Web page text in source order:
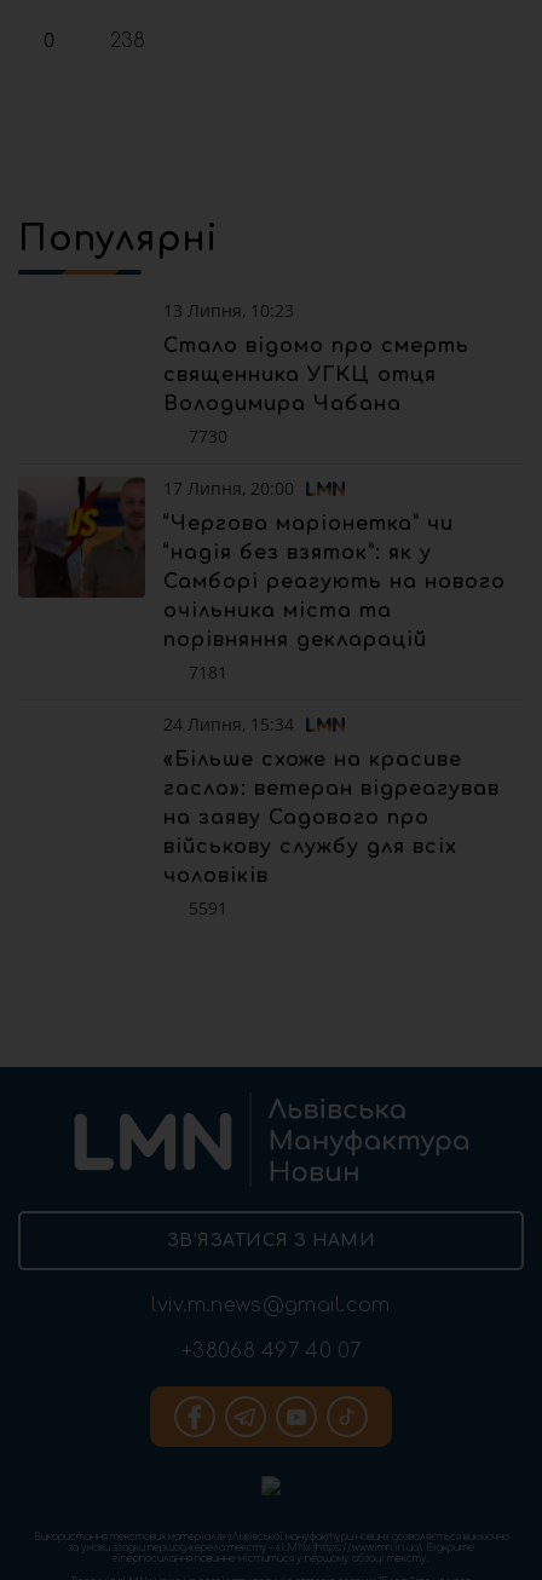
0 238
Популярні
13 Липня, 10:23
Стало відомо про смерть
священника УГКЦ отця
Володимира Чабана
7730
17 Липня, 20:00
“Чергова маріонетка” чи
“надія без взяток”: як у
Самборі реагують на нового
очільника міста та
порівняння декларацій
7181
24 Липня, 15:34
«Більше схоже на красиве
гасло»: ветеран відреагував
на заяву Садового про
військову службу для всіх
чоловіків
5591
ЗВ’ЯЗАТИСЯ З НАМИ
lviv.m.news@gmail.com
+38068 497 40 07
Використання текстових матеріалів «Львівської мануфактури новин» дозволяється виключно
за умови згадки першоджерела тексту – «LMN» (https://www.lmn.in.ua). Відкрите
гіперпосилання повинне міститися у першому абзаці тексту.